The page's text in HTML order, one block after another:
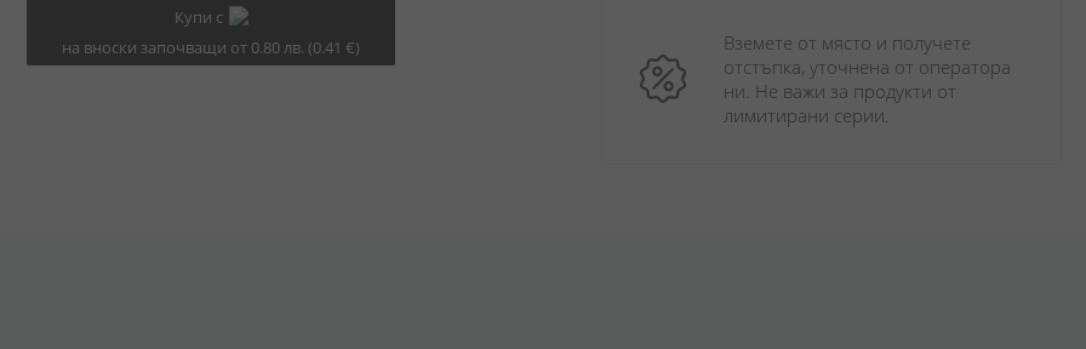
Купи с
на вноски започващи от 0.80 лв. (0.41 €)
Вземете от място и получете
отстъпка, уточнена от оператора
ни. Не важи за продукти от
лимитирани серии.